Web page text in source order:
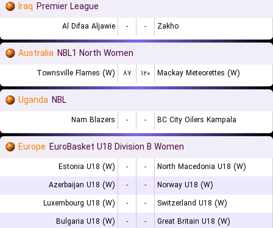
Iraq Premier League
Al Difaa Aljawie - - Zakho
Australia NBL1 North Women
Townsville Flames (W) ۸۷ ۱۲۰ Mackay Meteorettes (W)
Uganda NBL
Nam Blazers - - BC City Oilers Kampala
Europe EuroBasket U18 Division B Women
Estonia U18 (W) - -
North Macedonia U18 (W)
Azerbaijan U18 (W)
- -
Norway U18 (W)
Luxembourg U18 (W)
- -
Switzerland U18 (W)
Bulgaria U18 (W)
- -
Great Britain U18 (W)